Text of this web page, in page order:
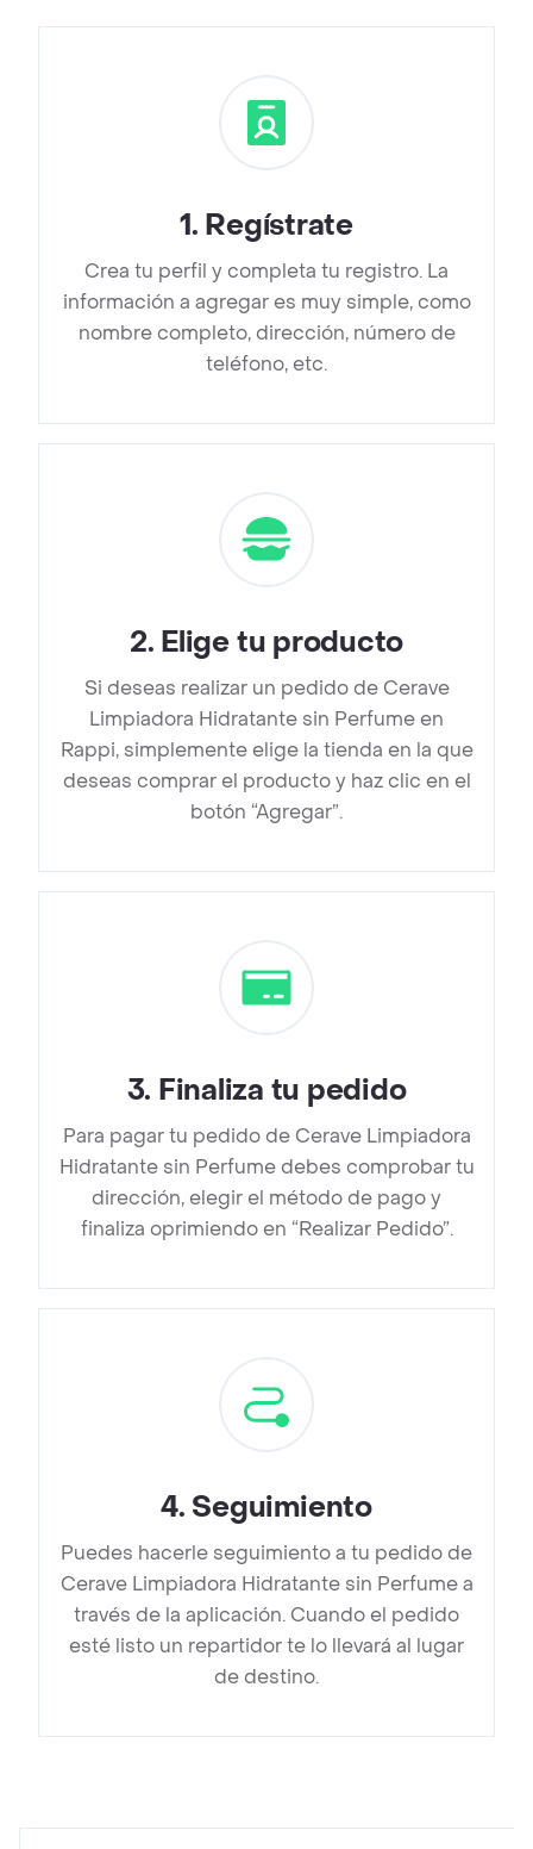
1. Regístrate
Crea tu perfil y completa tu registro. La
información a agregar es muy simple, como
nombre completo, dirección, número de
teléfono, etc.
2. Elige tu producto
Si deseas realizar un pedido de Cerave
Limpiadora Hidratante sin Perfume en
Rappi, simplemente elige la tienda en la que
deseas comprar el producto y haz clic en el
botón “Agregar”.
3. Finaliza tu pedido
Para pagar tu pedido de Cerave Limpiadora
Hidratante sin Perfume debes comprobar tu
dirección, elegir el método de pago y
finaliza oprimiendo en “Realizar Pedido”.
4. Seguimiento
Puedes hacerle seguimiento a tu pedido de
Cerave Limpiadora Hidratante sin Perfume a
través de la aplicación. Cuando el pedido
esté listo un repartidor te lo llevará al lugar
de destino.